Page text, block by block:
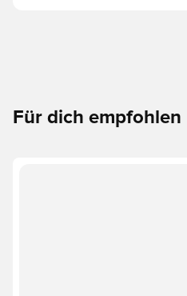
Für dich empfohlen